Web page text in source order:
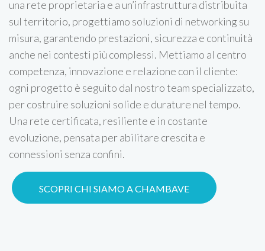
una rete proprietaria e a un’infrastruttura distribuita
sul territorio, progettiamo soluzioni di networking su
misura, garantendo prestazioni, sicurezza e continuità
anche nei contesti più complessi. Mettiamo al centro
competenza, innovazione e relazione con il cliente:
ogni progetto è seguito dal nostro team specializzato,
per costruire soluzioni solide e durature nel tempo.
Una rete certificata, resiliente e in costante
evoluzione, pensata per abilitare crescita e
connessioni senza confini.
SCOPRI CHI SIAMO A CHAMBAVE